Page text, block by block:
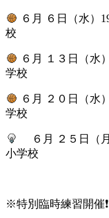
６月 ６日（水）
校
６月 １３日（水
学校
６月 ２０日（水
学校
６月 ２５日（
小学校
※特別臨時練習開催❗️